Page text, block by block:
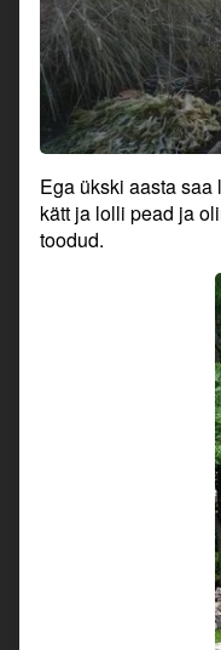
Ega ükski aasta
kätt ja lolli pead ja
toodud.